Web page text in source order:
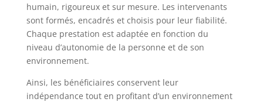
humain, rigoureux et sur mesure. Les intervenants
sont formés, encadrés et choisis pour leur fiabilité.
Chaque prestation est adaptée en fonction du
niveau d’autonomie de la personne et de son
environnement.
Ainsi, les bénéficiaires conservent leur
indépendance tout en profitant d’un environnement